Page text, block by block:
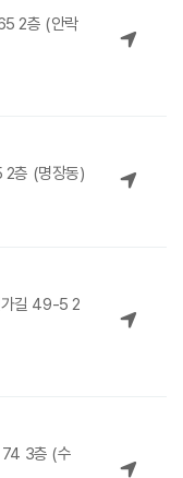
2층 (안락
2층 (명장동)
가길 49-5 2
74 3층 (수